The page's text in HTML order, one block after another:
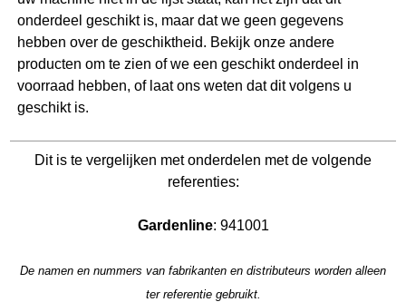
onderdeel geschikt is, maar dat we geen gegevens
hebben over de geschiktheid. Bekijk onze andere
producten om te zien of we een geschikt onderdeel in
voorraad hebben, of laat ons weten dat dit volgens u
geschikt is.
Dit is te vergelijken met onderdelen met de volgende
referenties:
Gardenline: 941001
De namen en nummers van fabrikanten en distributeurs worden alleen
ter referentie gebruikt.